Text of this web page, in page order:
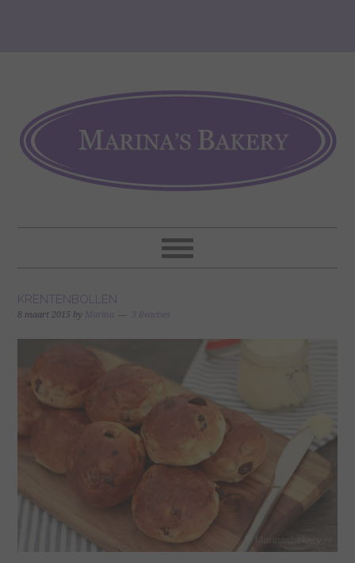
KRENTENBOLLEN
8 maart 2015 by Marina 3 Reacties